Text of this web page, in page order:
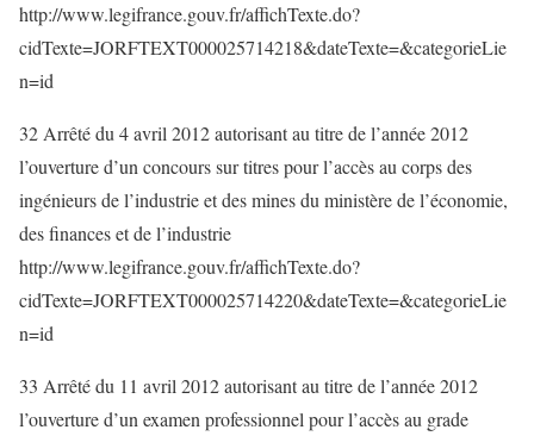
http://www.legifrance.gouv.fr/affichTexte.do?
cidTexte=JORFTEXT000025714218&dateTexte=&categorieLie
n=id
32 Arrêté du 4 avril 2012 autorisant au titre de l’année 2012
l’ouverture d’un concours sur titres pour l’accès au corps des
ingénieurs de l’industrie et des mines du ministère de l’économie,
des finances et de l’industrie
http://www.legifrance.gouv.fr/affichTexte.do?
cidTexte=JORFTEXT000025714220&dateTexte=&categorieLie
n=id
33 Arrêté du 11 avril 2012 autorisant au titre de l’année 2012
l’ouverture d’un examen professionnel pour l’accès au grade